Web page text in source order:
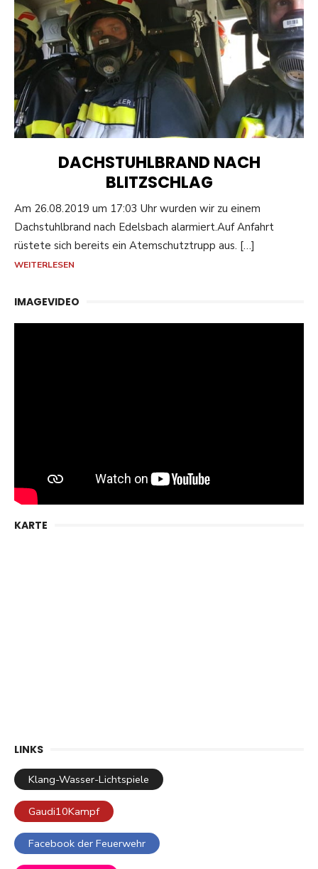
DACHSTUHLBRAND NACH
BLITZSCHLAG
Am 26.08.2019 um 17:03 Uhr wurden wir zu einem
Dachstuhlbrand nach Edelsbach alarmiert.Auf Anfahrt
rüstete sich bereits ein Atemschutztrupp aus. […]
WEITERLESEN
IMAGEVIDEO
KARTE
LINKS
Klang-Wasser-Lichtspiele
Gaudi10Kampf
Facebook der Feuerwehr